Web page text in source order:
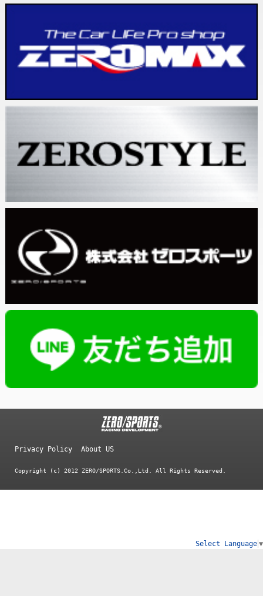
Select Language ▼
Privacy Policy About US
Copyright (c) 2012 ZERO/SPORTS.Co.,Ltd. All Rights Reserved.